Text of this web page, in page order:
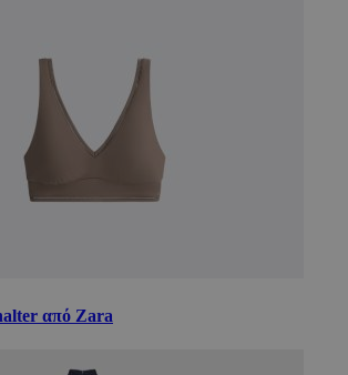
από Zara